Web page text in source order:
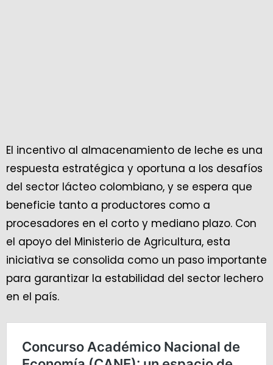
El incentivo al almacenamiento de leche es una
respuesta estratégica y oportuna a los desafíos
del sector lácteo colombiano, y se espera que
beneficie tanto a productores como a
procesadores en el corto y mediano plazo. Con
el apoyo del Ministerio de Agricultura, esta
iniciativa se consolida como un paso importante
para garantizar la estabilidad del sector lechero
en el país.